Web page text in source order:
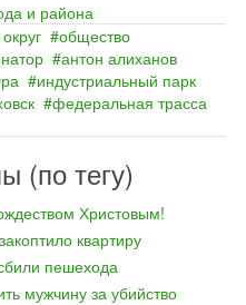
и района
общество
антон алиханов
индустриальный парк
федеральная трасса
(по тегу)
Христовым!
квартиру
пешехода
мужчину за убийство